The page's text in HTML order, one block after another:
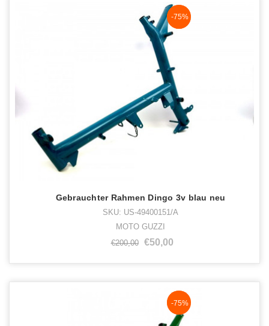
NaN%
-75%
Gebrauchter Rahmen Dingo 3v blau neu
SKU: US-49400151/A
MOTO GUZZI
€200,00
€50,00
NaN%
-75%